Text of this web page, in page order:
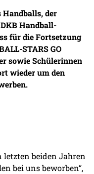
der
Handball-
für die Fortsetzung
STARS GO
sowie Schülerinnen
wieder um den
letzten beiden Jahren
bei uns beworben“,